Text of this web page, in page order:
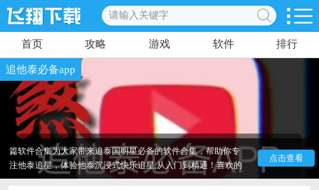
首页 攻略 游戏 软件 排行
追他泰必备app
追泰国明星用什么app？用什么软件可以关注泰国明星？本
篇软件合集为大家带来追泰国明星必备的软件合集，帮助你专
注他泰追星，体验他泰沉浸式快乐追星,从入门到精通！喜欢的
话不妨点击下载试试！
点击查看